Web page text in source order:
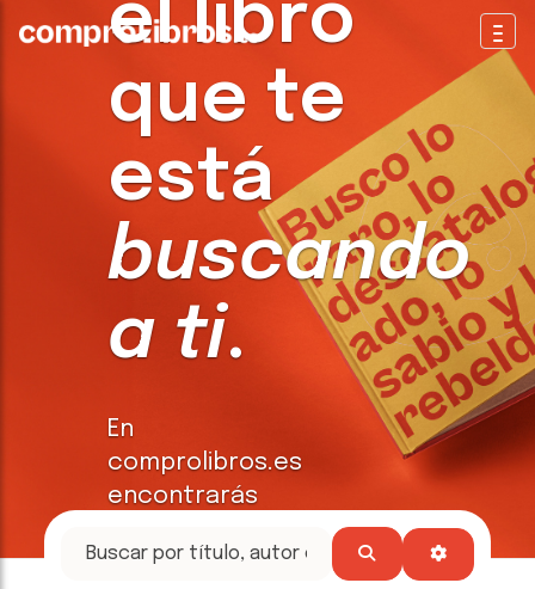
el libro
que te
está
buscando
a ti.
En
comprolibros.es
encontrarás
tesoros